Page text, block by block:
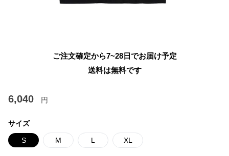
ご注文確定から7~28日でお届け予定
送料は無料です
6,040 円
サイズ
S M L XL